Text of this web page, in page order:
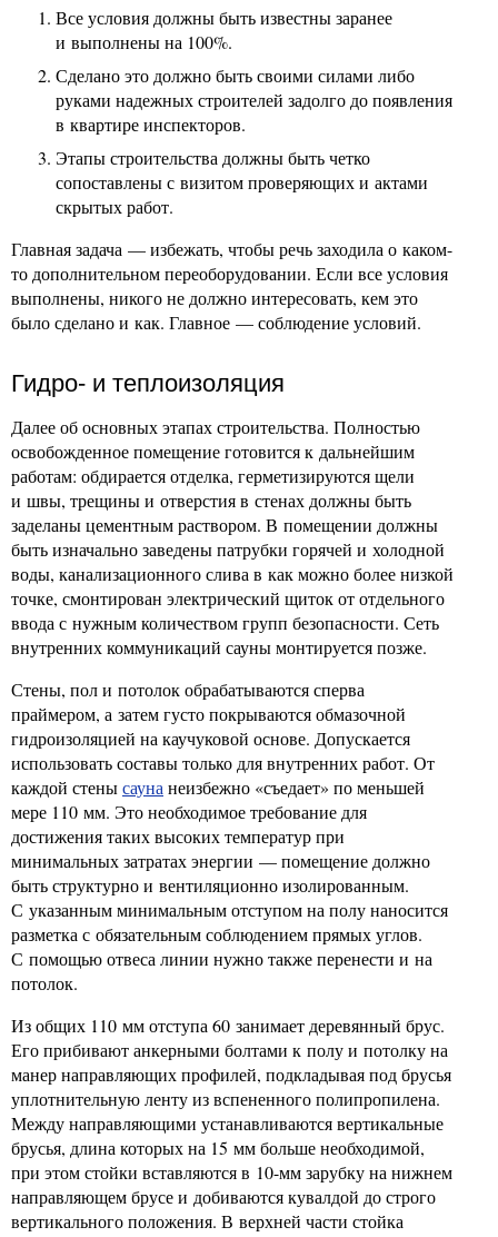
Все условия должны быть известны заранее
и выполнены на 100%.
Сделано это должно быть своими силами либо
руками надежных строителей задолго до появления
в квартире инспекторов.
Этапы строительства должны быть четко
сопоставлены с визитом проверяющих и актами
скрытых работ.
Главная задача — избежать, чтобы речь заходила о каком-
то дополнительном переоборудовании. Если все условия
выполнены, никого не должно интересовать, кем это
было сделано и как. Главное — соблюдение условий.
Гидро- и теплоизоляция
Далее об основных этапах строительства. Полностью
освобожденное помещение готовится к дальнейшим
работам: обдирается отделка, герметизируются щели
и швы, трещины и отверстия в стенах должны быть
заделаны цементным раствором. В помещении должны
быть изначально заведены патрубки горячей и холодной
воды, канализационного слива в как можно более низкой
точке, смонтирован электрический щиток от отдельного
ввода с нужным количеством групп безопасности. Сеть
внутренних коммуникаций сауны монтируется позже.
Стены, пол и потолок обрабатываются сперва
праймером, а затем густо покрываются обмазочной
гидроизоляцией на каучуковой основе. Допускается
использовать составы только для внутренних работ. От
каждой стенысауна неизбежно «съедает» по меньшей
мере 110 мм. Это необходимое требование для
достижения таких высоких температур при
минимальных затратах энергии — помещение должно
быть структурно и вентиляционно изолированным.
С указанным минимальным отступом на полу наносится
разметка с обязательным соблюдением прямых углов.
С помощью отвеса линии нужно также перенести и на
потолок.
Из общих 110 мм отступа 60 занимает деревянный брус.
Его прибивают анкерными болтами к полу и потолку на
манер направляющих профилей, подкладывая под брусья
уплотнительную ленту из вспененного полипропилена.
Между направляющими устанавливаются вертикальные
брусья, длина которых на 15 мм больше необходимой,
при этом стойки вставляются в 10-мм зарубку на нижнем
направляющем брусе и добиваются кувалдой до строго
вертикального положения. В верхней части стойка